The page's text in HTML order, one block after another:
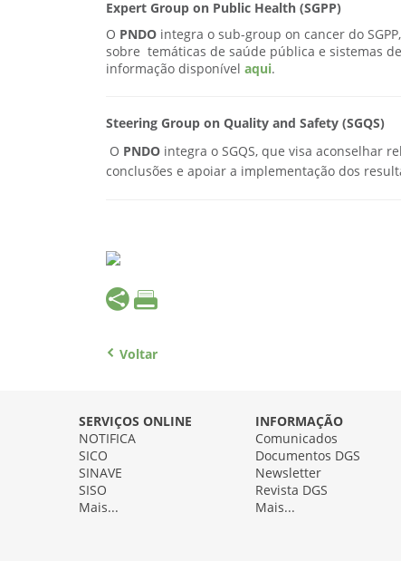
Expert Group on Public Health (SGPP)
O PNDO integra o sub-group on cancer do
sobre temáticas de saúde pública e sistemas
informação disponível aqui.
Steering Group on Quality and Safety (SGQS)
O PNDO integra o SGQS, que visa aconselhar
conclusões e apoiar a implementação dos
Voltar
SERVIÇOS ONLINE
NOTIFICA
SICO
SINAVE
SISO
Mais...
INFORMAÇÃO
Comunicados
Documentos DGS
Newsletter
Revista DGS
Mais...